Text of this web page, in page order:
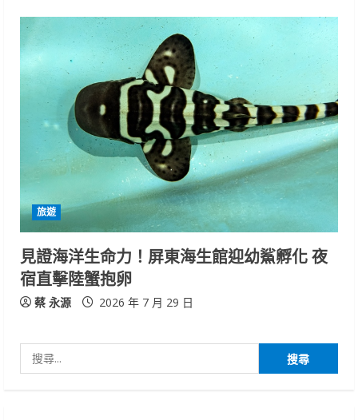
旅遊
見證海洋生命力！屏東海生館迎幼鯊孵化 夜
宿直擊陸蟹抱卵
蔡 永源 2026 年 7 月 29 日
尋